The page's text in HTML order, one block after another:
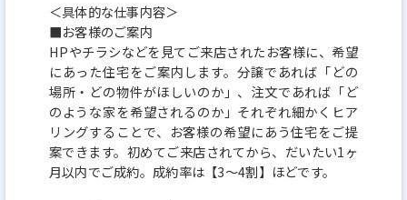
＜具体的な仕事内容＞
■お客様のご案内
HPやチラシなどを見てご来店されたお客様に、希望
にあった住宅をご案内します。分譲であれば「どの
場所・どの物件がほしいのか」、注文であれば「ど
のような家を希望されるのか」それぞれ細かくヒア
リングすることで、お客様の希望にあう住宅をご提
案できます。初めてご来店されてから、だいたい1ヶ
月以内でご成約。成約率は【3～4割】ほどです。